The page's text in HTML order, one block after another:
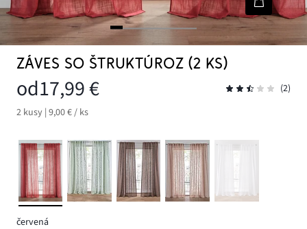
ZÁVES SO ŠTRUKTÚROZ (2 KS)
od17,99 €
(2)
2 kusy | 9,00 € / ks
červená